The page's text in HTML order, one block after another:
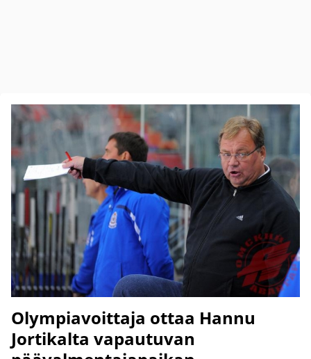
Olympiavoittaja ottaa Hannu
Jortikalta vapautuvan